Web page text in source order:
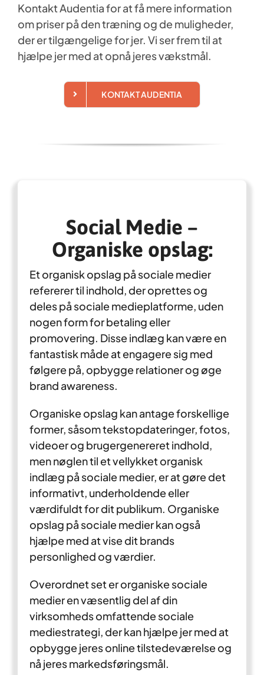
Kontakt Audentia for at få mere information
om priser på den træning og de muligheder,
der er tilgængelige for jer. Vi ser frem til at
hjælpe jer med at opnå jeres vækstmål.
KONTAKT AUDENTIA
Social Medie –
Organiske opslag:
Et organisk opslag på sociale medier
refererer til indhold, der oprettes og
deles på sociale medieplatforme, uden
nogen form for betaling eller
promovering. Disse indlæg kan være en
fantastisk måde at engagere sig med
følgere på, opbygge relationer og øge
brand awareness.
Organiske opslag kan antage forskellige
former, såsom tekstopdateringer, fotos,
videoer og brugergenereret indhold,
men nøglen til et vellykket organisk
indlæg på sociale medier, er at gøre det
informativt, underholdende eller
værdifuldt for dit publikum. Organiske
opslag på sociale medier kan også
hjælpe med at vise dit brands
personlighed og værdier.
Overordnet set er organiske sociale
medier en væsentlig del af din
virksomheds omfattende sociale
mediestrategi, der kan hjælpe jer med at
opbygge jeres online tilstedeværelse og
nå jeres markedsføringsmål.